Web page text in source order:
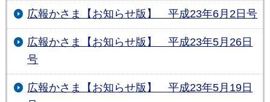
広報かさま【お知らせ版】 平成23年6月2日号
広報かさま【お知らせ版】 平成23年5月26日
号
広報かさま【お知らせ版】 平成23年5月19日